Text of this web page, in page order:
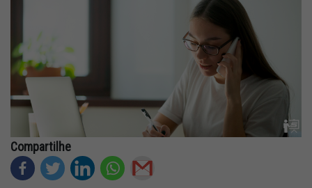
Diretorias e Comissões
Parceiros
Fotos
Associe-se
Compartilhe